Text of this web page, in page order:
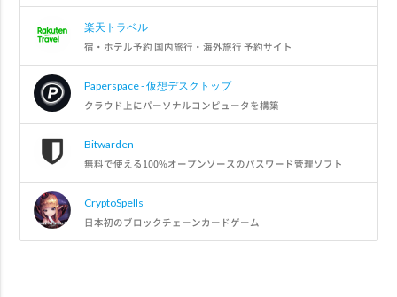
楽天トラベル
宿・ホテル予約 国内旅行・海外旅行 予約サイト
Paperspace - 仮想デスクトップ
クラウド上にパーソナルコンピュータを構築
Bitwarden
無料で使える100%オープンソースのパスワード管理ソフト
CryptoSpells
日本初のブロックチェーンカードゲーム